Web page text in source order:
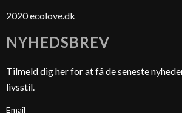
2020 ecolove.dk
NYHEDSBREV
Tilmeld dig her for at få de seneste
livsstil.
Email